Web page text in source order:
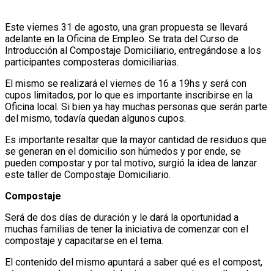
Este viernes 31 de agosto, una gran propuesta se llevará
adelante en la Oficina de Empleo. Se trata del Curso de
Introducción al Compostaje Domiciliario, entregándose a los
participantes composteras domiciliarias.
El mismo se realizará el viernes de 16 a 19hs y será con
cupos limitados, por lo que es importante inscribirse en la
Oficina local. Si bien ya hay muchas personas que serán parte
del mismo, todavía quedan algunos cupos.
Es importante resaltar que la mayor cantidad de residuos que
se generan en el domicilio son húmedos y por ende, se
pueden compostar y por tal motivo, surgió la idea de lanzar
este taller de Compostaje Domiciliario.
Compostaje
Será de dos días de duración y le dará la oportunidad a
muchas familias de tener la iniciativa de comenzar con el
compostaje y capacitarse en el tema.
El contenido del mismo apuntará a saber qué es el compost,